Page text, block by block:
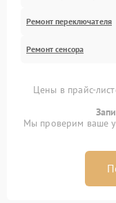
Ремонт переключателя
Ремонт сенсора
Цены в прайс-
Мы проверим ваше